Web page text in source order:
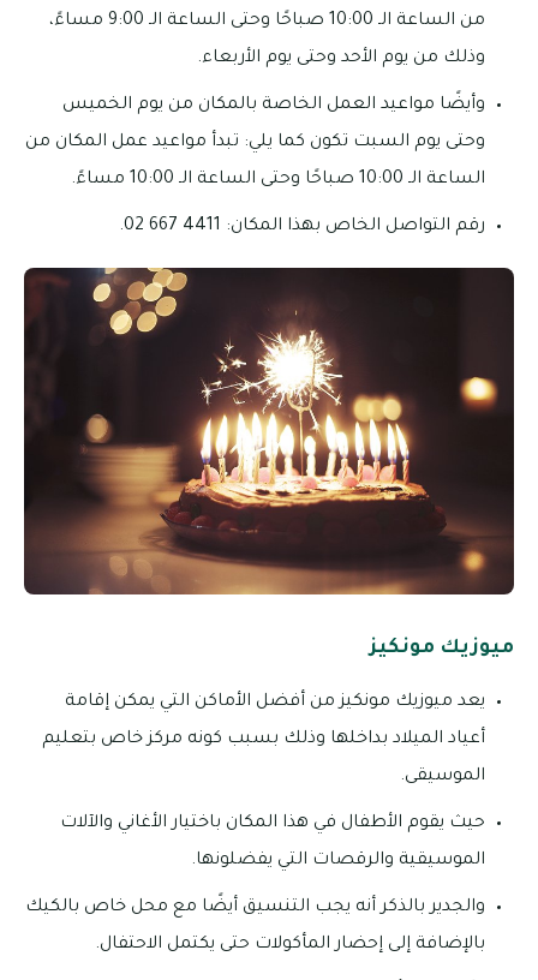
من الساعة الـ 10:00 صباحًا وحتى الساعة الـ 9:00 مساءً،
وذلك من يوم الأحد وحتى يوم الأربعاء.
وأيضًا مواعيد العمل الخاصة بالمكان من يوم الخميس
وحتى يوم السبت تكون كما يلي: تبدأ مواعيد عمل المكان من
الساعة الـ 10:00 صباحًا وحتى الساعة الـ 10:00 مساءً.
رقم التواصل الخاص بهذا المكان: 4411 667 02.
ميوزيك مونكيز
يعد ميوزيك مونكيز من أفضل الأماكن التي يمكن إقامة
أعياد الميلاد بداخلها وذلك بسبب كونه مركز خاص بتعليم
الموسيقى.
حيث يقوم الأطفال في هذا المكان باختيار الأغاني والآلات
الموسيقية والرقصات التي يفضلونها.
والجدير بالذكر أنه يجب التنسيق أيضًا مع محل خاص بالكيك
بالإضافة إلى إحضار المأكولات حتى يكتمل الاحتفال.